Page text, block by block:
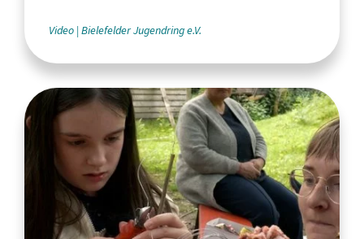
Video Bielefelder Jugendring e.V.